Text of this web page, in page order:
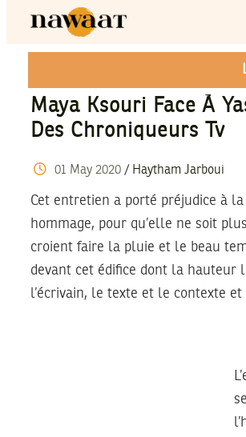
Maya Ksouri Face À
Des Chroniqueurs Tv
01 May 2020/ Haytham Jarboui
Cet entretien a porté préjudice à
hommage, pour qu’elle ne soit
croient faire la pluie et le beau
devant cet édifice dont la hauteur
l’écrivain, le texte et le contexte